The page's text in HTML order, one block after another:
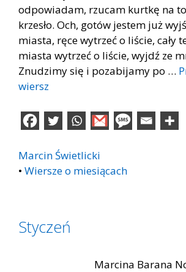
odpowiadam, rzucam kurtkę na
krzesło. Och, gotów jestem już
miasta, ręce wytrzeć o liście, cały
miasta wytrzeć o liście, wyjdź ze
Znudzimy się i pozabijamy po …
wiersz
Marcin Świetlicki
• Wiersze o miesiącach
Styczeń
Marcina Barana